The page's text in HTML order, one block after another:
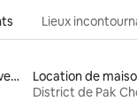
Lieux
Locations de vacances avec piscine
District de Pak